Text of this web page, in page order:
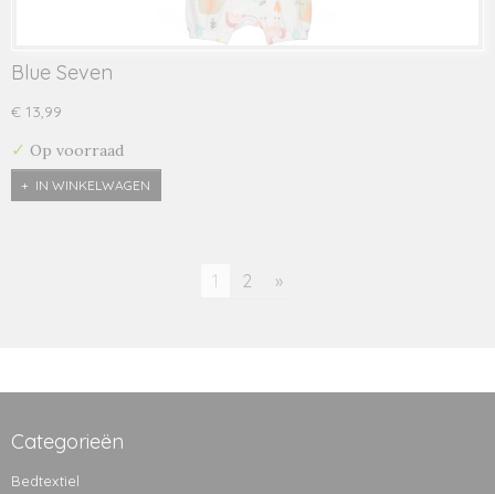
Blue Seven
€ 13,99
✓ Op voorraad
IN WINKELWAGEN
1 2 »
Categorieën
Bedtextiel